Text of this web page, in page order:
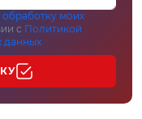
обработку моих
с Политикой
данных